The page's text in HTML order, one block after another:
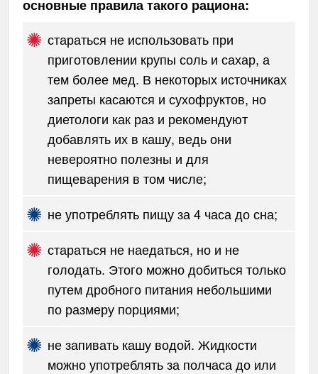
основные правила такого рациона:
стараться не использовать при
приготовлении крупы соль и сахар, а
тем более мед. В некоторых источниках
запреты касаются и сухофруктов, но
диетологи как раз и рекомендуют
добавлять их в кашу, ведь они
невероятно полезны и для
пищеварения в том числе;
не употреблять пищу за 4 часа до сна;
стараться не наедаться, но и не
голодать. Этого можно добиться только
путем дробного питания небольшими
по размеру порциями;
не запивать кашу водой. Жидкости
можно употреблять за полчаса до или